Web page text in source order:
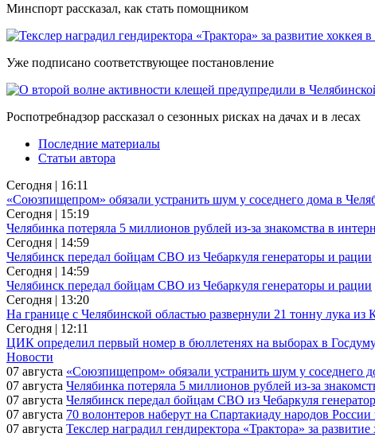
Минспорт рассказал, как стать помощником
Уже подписано соответствующее постановление
Роспотребнадзор рассказал о сезонных рисках на дачах и в лесах
Последние материалы
Статьи автора
Сегодня | 16:11
«Союзпищепром» обязали устранить шум у соседнего дома в
Сегодня | 15:19
Челябинка потеряла 5 миллионов рублей из-за знакомства в
Сегодня | 14:59
Челябинск передал бойцам СВО из Чебаркуля генераторы и рации
Сегодня | 14:59
Челябинск передал бойцам СВО из Чебаркуля генераторы и рации
Сегодня | 13:20
На границе с Челябинской областью развернули 21 тонну лука из
Сегодня | 12:11
ЦИК определил первый номер в бюллетенях на выборах в
Новости
07 августа «Союзпищепром» обязали устранить шум у соседнего
07 августа Челябинка потеряла 5 миллионов рублей из-за
07 августа Челябинск передал бойцам СВО из Чебаркуля
07 августа 70 волонтеров наберут на Спартакиаду народов
07 августа Текслер наградил гендиректора «Трактора» за